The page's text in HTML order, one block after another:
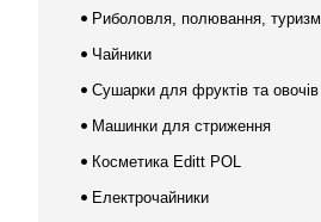
Риболовля, полювання, туризм
Чайники
Сушарки для фруктів та овочів
Машинки для стриження
Косметика Editt POL
Електрочайники